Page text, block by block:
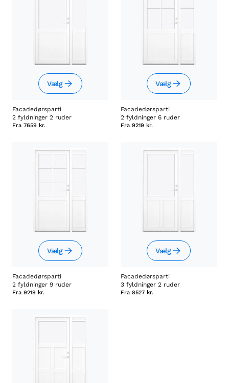
Vælg
Facadedørsparti
2 fyldninger 2 ruder
Fra 7659 kr.
Vælg
Facadedørsparti
2 fyldninger 6 ruder
Fra 9219 kr.
Vælg
Facadedørsparti
2 fyldninger 9 ruder
Fra 9219 kr.
Vælg
Facadedørsparti
3 fyldninger 2 ruder
Fra 8527 kr.